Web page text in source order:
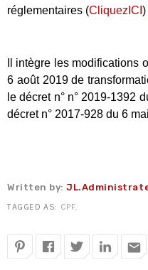
réglementaires (CliquezICI )
Il intègre les modifications
6 août 2019 de
le décret n° n° 2019-1392
décret n° 2017-928 du 6
Written by:
TAGGED AS: CPF
email